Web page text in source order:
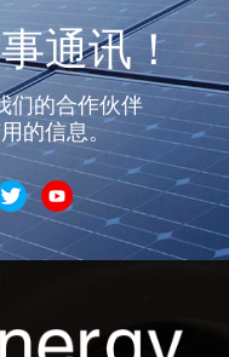
通讯！
们的合作伙伴
的信息。